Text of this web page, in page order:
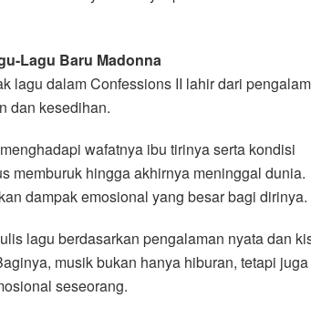
Lagu Baru Madonna
lagu dalam Confessions II lahir dari
dan kesedihan.
wafatnya ibu tirinya serta kondisi
memburuk hingga akhirnya meninggal dunia.
dampak emosional yang besar bagi dirinya.
lagu berdasarkan pengalaman nyata dan
musik bukan hanya hiburan, tetapi juga
seseorang.